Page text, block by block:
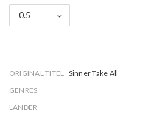
0.5
ORIGINAL TITEL Sinner Take All
GENRES
LÄNDER